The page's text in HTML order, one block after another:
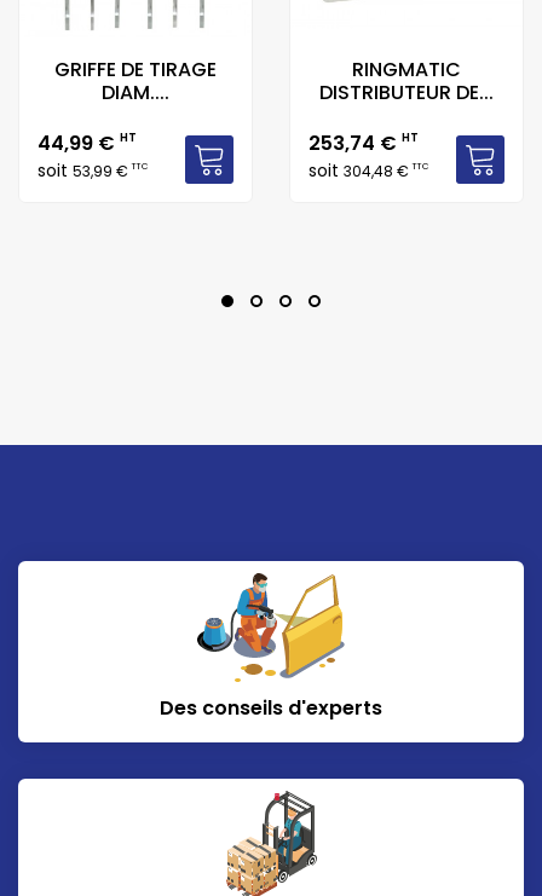
GRIFFE DE TIRAGE
DIAM....
Prix
44,99 € HT
soit 53,99 €TTC
RINGMATIC
DISTRIBUTEUR DE...
Prix
253,74 € HT
soit 304,48 €TTC
Des conseils d'experts